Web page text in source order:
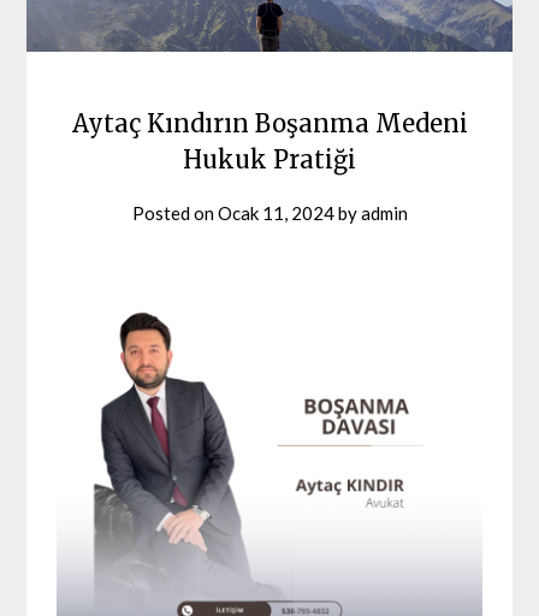
Aytaç Kındırın Boşanma Medeni
Hukuk Pratiği
Posted onOcak 11, 2024byadmin